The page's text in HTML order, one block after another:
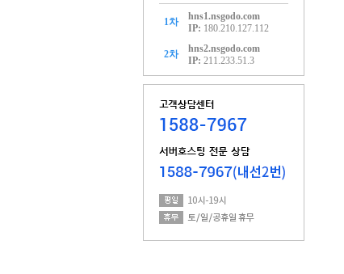
1차
hns1.nsgodo.com
IP: 180.210.127.112
2차
hns2.nsgodo.com
IP: 211.233.51.3